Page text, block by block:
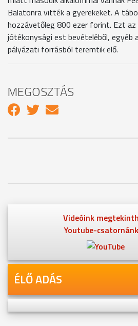
Balatonra vitték a gyerekeket. A
hozzávetőleg 800 ezer forint. Ezt
jótékonysági est bevételéből, egyéb
pályázati forrásból teremtik elő.
MEGOSZTÁS
Videóink
Youtube-
ÉLŐ ADÁS